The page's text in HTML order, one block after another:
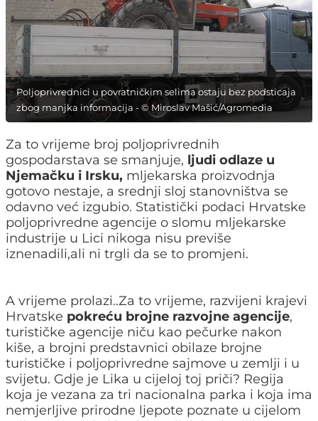
Poljoprivrednici u povratničkim selima ostaju bez podsticaja
zbog manjka informacija - © Miroslav Mašić/Agromedia
Za to vrijeme broj poljoprivrednih
gospodarstava se smanjuje, ljudi odlaze u
Njemačku i Irsku, mljekarska proizvodnja
gotovo nestaje, a srednji sloj stanovništva se
odavno već izgubio. Statistički podaci Hrvatske
poljoprivredne agencije o slomu mljekarske
industrije u Lici nikoga nisu previše
iznenadili,ali ni trgli da se to promjeni.
A vrijeme prolazi..Za to vrijeme, razvijeni krajevi
Hrvatske pokreću brojne razvojne agencije,
turističke agencije niču kao pečurke nakon
kiše, a brojni predstavnici obilaze brojne
turističke i poljoprivredne sajmove u zemlji i u
svijetu. Gdje je Lika u cijeloj toj priči? Regija
koja je vezana za tri nacionalna parka i koja ima
nemjerljive prirodne ljepote poznate u cijelom